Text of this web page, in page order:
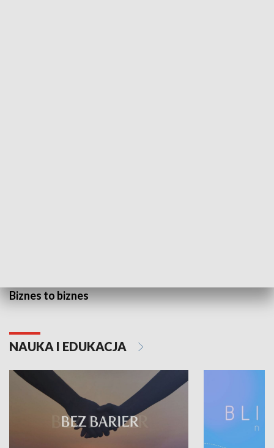
Biznes to biznes
NAUKA I EDUKACJA